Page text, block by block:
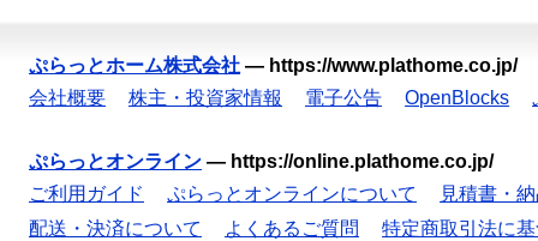
ぷらっとホーム株式会社 — https://www.plathome.co.jp/
会社概要
株主・投資家情報 電子公告 OpenBlocks
ぷらっとオンライン — https://online.plathome.co.jp/
ご利用ガイド
ぷらっとオンラインについて
見積書・
配送・決済について
よくあるご質問
特定商取引法に